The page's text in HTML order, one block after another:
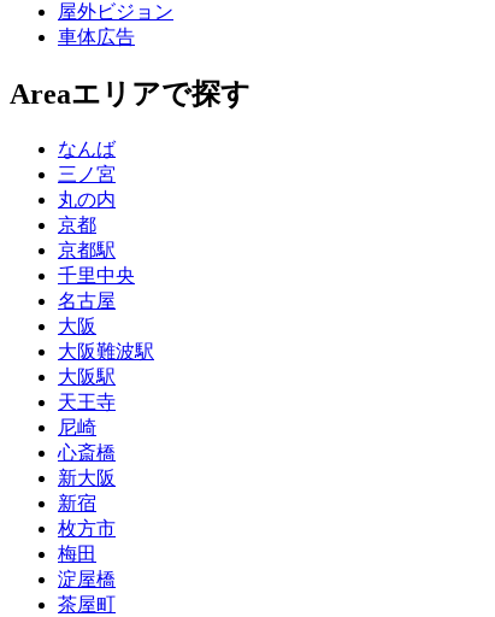
屋外ビジョン
車体広告
Areaエリアで探す
なんば
三ノ宮
丸の内
京都
京都駅
千里中央
名古屋
大阪
大阪難波駅
大阪駅
天王寺
尼崎
心斎橋
新大阪
新宿
枚方市
梅田
淀屋橋
茶屋町